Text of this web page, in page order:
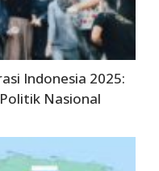
Indonesia 2025:
Nasional